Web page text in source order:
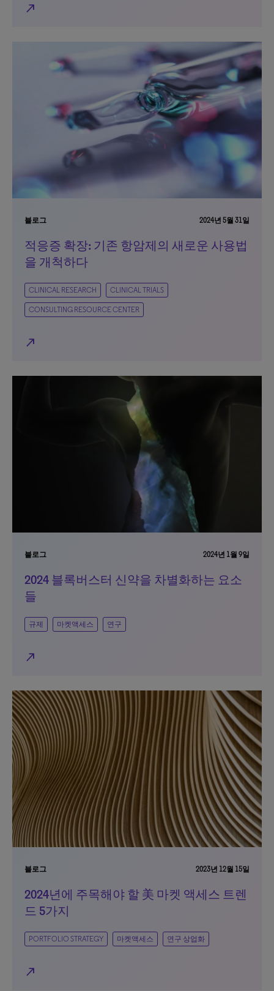
north_east
블로그 2024년 5월 31일
적응증 확장: 기존 항암제의 새로운 사용법
을 개척하다
CLINICAL RESEARCH CLINICAL TRIALS
CONSULTING RESOURCE CENTER
north_east
블로그 2024년 1월 9일
2024 블록버스터 신약을 차별화하는 요소
들
규제 마켓액세스 연구
north_east
블로그 2023년 12월 15일
2024년에 주목해야 할 美 마켓 액세스 트렌
드 5가지
PORTFOLIO STRATEGY 마켓액세스 연구 상업화
north_east